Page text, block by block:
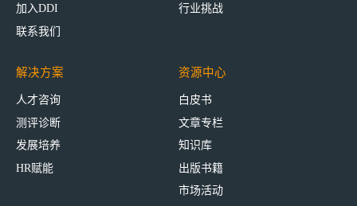
加入DDI
联系我们
行业挑战
解决方案
人才咨询
测评诊断
发展培养
HR赋能
资源中心
白皮书
文章专栏
知识库
出版书籍
市场活动